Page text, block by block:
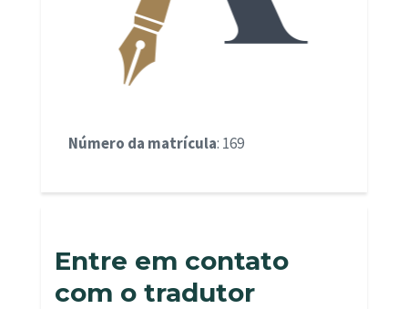
Número da matrícula: 169
Entre em contato
com o tradutor